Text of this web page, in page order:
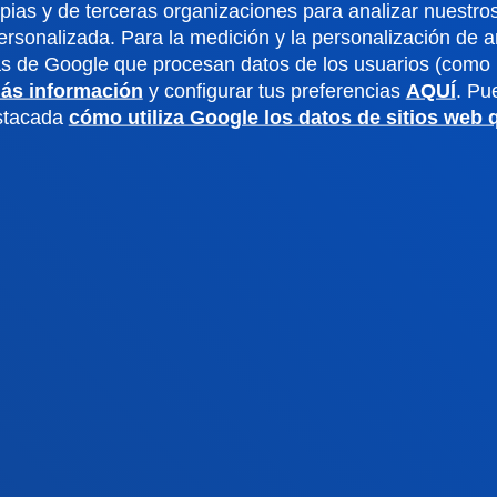
y de terceras organizaciones para analizar
Para la medición y la personalización de
de Google que procesan datos de los usuarios (como
información y configurar tus preferencias AQUÍ.
cómo utiliza Google los datos de sitios web
académico
Campus
Mayor
Deusto Agenda
Noticias
Redes Sociales
Revista Deusto